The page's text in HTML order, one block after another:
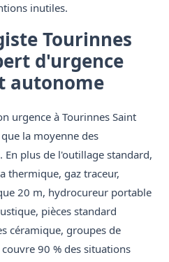
inutiles.
Tourinnes
d'urgence
autonome
urgence à Tourinnes Saint
la moyenne des
plus de l'outillage standard,
thermique, gaz traceur,
20 m, hydrocureur portable
pièces standard
céramique, groupes de
90 % des situations